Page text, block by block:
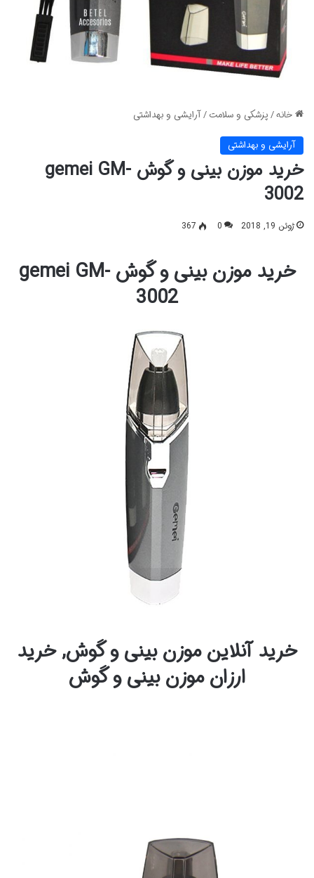
خانه/پزشکی و سلامت/آرایشی و بهداشتی
آرایشی و بهداشتی
خرید موزن بینی و گوش gemei GM-
3002
ژوئن 19, 2018 0
367
خرید موزن بینی و گوش gemei GM-
3002
خرید آنلاین موزن بینی و گوش, خرید
ارزان موزن بینی و گوش